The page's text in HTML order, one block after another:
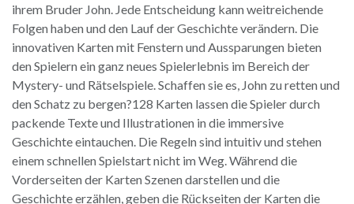
ihrem Bruder John. Jede Entscheidung kann weitreichende
Folgen haben und den Lauf der Geschichte verändern. Die
innovativen Karten mit Fenstern und Aussparungen bieten
den Spielern ein ganz neues Spielerlebnis im Bereich der
Mystery- und Rätselspiele. Schaffen sie es, John zu retten und
den Schatz zu bergen?128 Karten lassen die Spieler durch
packende Texte und Illustrationen in die immersive
Geschichte eintauchen. Die Regeln sind intuitiv und stehen
einem schnellen Spielstart nicht im Weg. Während die
Vorderseiten der Karten Szenen darstellen und die
Geschichte erzählen, geben die Rückseiten der Karten die